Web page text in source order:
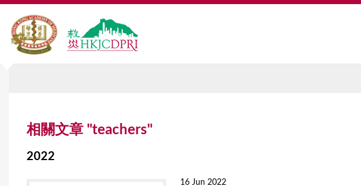
相關文章 "teachers"
2022
16 Jun 2022